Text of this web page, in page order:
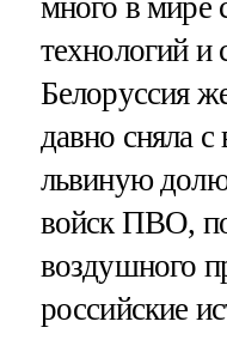
технологий и
Белоруссия
давно сняла
львиную
войск ПВО,
воздушного
российские